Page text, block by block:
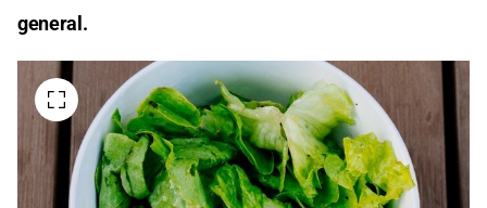
general.